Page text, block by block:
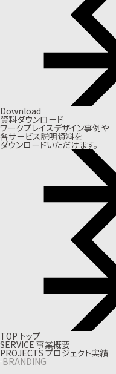
Download
資料ダウンロード
ワークプレイスデザイン事例や
各サービス説明資料を
ダウンロードいただけます。
TOP トップ
SERVICE 事業概要
PROJECTS プロジェクト実績
BRANDING